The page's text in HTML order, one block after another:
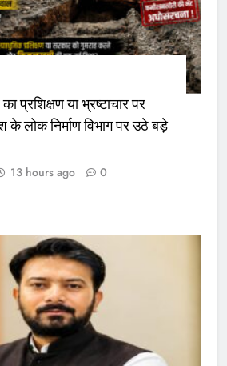
प्रशिक्षण या भ्रष्टाचार पर
के लोक निर्माण विभाग पर उठे बड़े
13 hours ago
0